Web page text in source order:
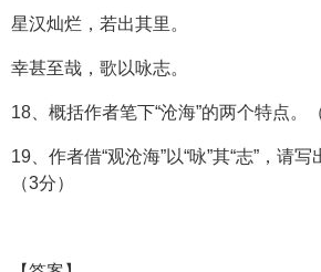
星汉灿烂，若出其里。
幸甚至哉，歌以咏志。
18、概括作者笔下“沧海”的两个特点。
19、作者借“观沧海”以“咏”其“志”，请写
（3分）